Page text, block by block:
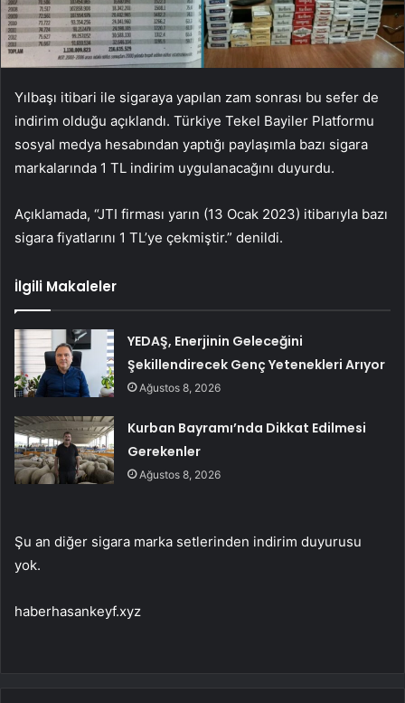
Yılbaşı itibari ile sigaraya yapılan zam sonrası bu sefer de
indirim olduğu açıklandı. Türkiye Tekel Bayiler Platformu
sosyal medya hesabından yaptığı paylaşımla bazı sigara
markalarında 1 TL indirim uygulanacağını duyurdu.
Açıklamada, “JTI firması yarın (13 Ocak 2023) itibarıyla bazı
sigara fiyatlarını 1 TL’ye çekmiştir.” denildi.
İlgili Makaleler
YEDAŞ, Enerjinin Geleceğini
Şekillendirecek Genç Yetenekleri Arıyor
Ağustos 8, 2026
Kurban Bayramı’nda Dikkat Edilmesi
Gerekenler
Ağustos 8, 2026
Şu an diğer sigara marka setlerinden indirim duyurusu
yok.​ ​
haberhasankeyf.xyz